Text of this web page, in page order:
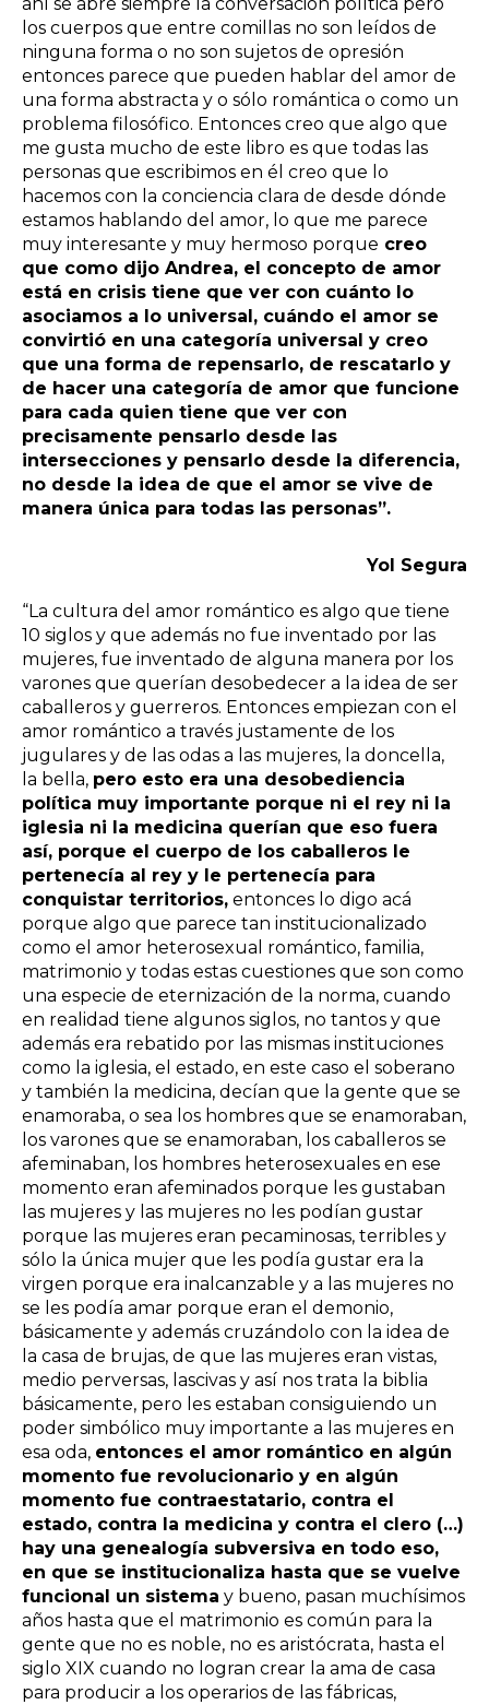
los cuerpos que entre comillas no son leídos de
ninguna forma o no son sujetos de opresión
entonces parece que pueden hablar del amor de
una forma abstracta y o sólo romántica o como un
problema filosófico. Entonces creo que algo que
me gusta mucho de este libro es que todas las
personas que escribimos en él creo que lo
hacemos con la conciencia clara de desde dónde
estamos hablando del amor, lo que me parece
muy interesante y muy hermoso porque creo
que como dijo Andrea, el concepto de amor
está en crisis tiene que ver con cuánto lo
asociamos a lo universal, cuándo el amor se
convirtió en una categoría universal y creo
que una forma de repensarlo, de rescatarlo y
de hacer una categoría de amor que funcione
para cada quien tiene que ver con
precisamente pensarlo desde las
intersecciones y pensarlo desde la diferencia,
no desde la idea de que el amor se vive de
manera única para todas las personas”.
Yol Segura
“La cultura del amor romántico es algo que tiene
10 siglos y que además no fue inventado por las
mujeres, fue inventado de alguna manera por los
varones que querían desobedecer a la idea de ser
caballeros y guerreros. Entonces empiezan con el
amor romántico a través justamente de los
jugulares y de las odas a las mujeres, la doncella,
la bella, pero esto era una desobediencia
política muy importante porque ni el rey ni la
iglesia ni la medicina querían que eso fuera
así, porque el cuerpo de los caballeros le
pertenecía al rey y le pertenecía para
conquistar territorios, entonces lo digo acá
porque algo que parece tan institucionalizado
como el amor heterosexual romántico, familia,
matrimonio y todas estas cuestiones que son como
una especie de eternización de la norma, cuando
en realidad tiene algunos siglos, no tantos y que
además era rebatido por las mismas instituciones
como la iglesia, el estado, en este caso el soberano
y también la medicina, decían que la gente que se
enamoraba, o sea los hombres que se enamoraban,
los varones que se enamoraban, los caballeros se
afeminaban, los hombres heterosexuales en ese
momento eran afeminados porque les gustaban
las mujeres y las mujeres no les podían gustar
porque las mujeres eran pecaminosas, terribles y
sólo la única mujer que les podía gustar era la
virgen porque era inalcanzable y a las mujeres no
se les podía amar porque eran el demonio,
básicamente y además cruzándolo con la idea de
la casa de brujas, de que las mujeres eran vistas,
medio perversas, lascivas y así nos trata la biblia
básicamente, pero les estaban consiguiendo un
poder simbólico muy importante a las mujeres en
esa oda, entonces el amor romántico en algún
momento fue revolucionario y en algún
momento fue contraestatario, contra el
estado, contra la medicina y contra el clero (…)
hay una genealogía subversiva en todo eso,
en que se institucionaliza hasta que se vuelve
funcional un sistema y bueno, pasan muchísimos
años hasta que el matrimonio es común para la
gente que no es noble, no es aristócrata, hasta el
siglo XIX cuando no logran crear la ama de casa
para producir a los operarios de las fábricas,